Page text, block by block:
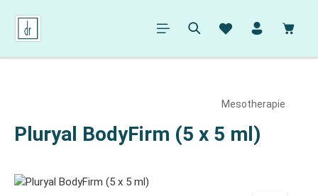
springen
Mesotherapie
Pluryal BodyFirm (5 x 5 ml)
Bildergalerie überspringen